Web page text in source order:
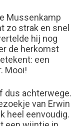
Mussenkamp
zo strak en snel
hij nog
de herkomst
een
Mooi!
dus achterwege.
van Erwin
heel eenvoudig.